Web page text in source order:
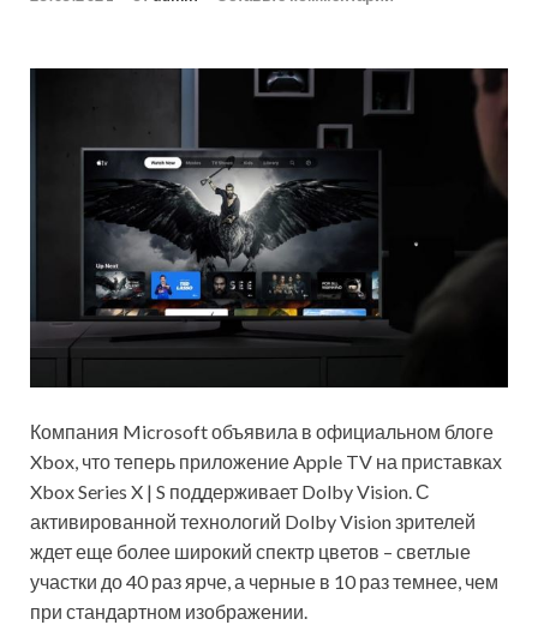
Компания Microsoft объявила в официальном блоге
Xbox, что теперь приложение Apple TV на приставках
Xbox Series X | S поддерживает Dolby Vision. С
активированной технологий Dolby Vision зрителей
ждет еще более широкий спектр цветов – светлые
участки до 40 раз ярче, а черные в 10 раз темнее, чем
при стандартном изображении.